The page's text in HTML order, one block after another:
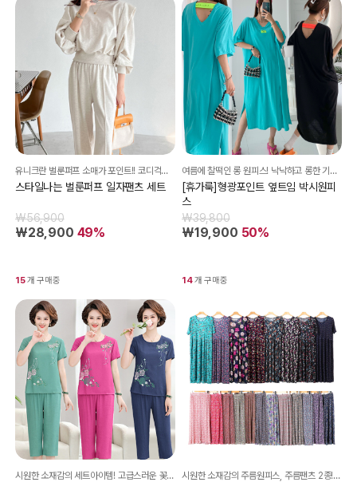
유니크란 벌룬퍼프 소매가 포인트!! 코디걱정 없는 세트상품~ 입는 순간 스타일리시~!!
스타일나는 벌룬퍼프 일자팬츠 세트
₩56,900
₩28,900 49%
15개 구매중
여름에 찰떡인 롱 원피스! 낙낙하고 롱한 기장감으로 편안하게 즐겨보세요!
[휴가룩]형광포인트 옆트임 박시원피
스
₩39,800
₩19,900 50%
14개 구매중
시원한 소재감의 세트아이템! 고급스러운 꽃나염까지! 소장가치 200%!! 시원한 소재감의 주름원피스, 주름팬츠 2종! 더운 여름 시원하게 즐기기 좋은 아이템!